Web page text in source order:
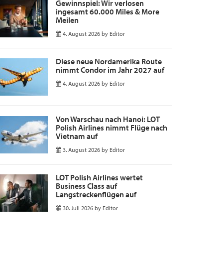
Gewinnspiel: Wir verlosen
ingesamt 60.000 Miles & More
Meilen
4. August 2026 by Editor
Diese neue Nordamerika Route
nimmt Condor im Jahr 2027 auf
4. August 2026 by Editor
Von Warschau nach Hanoi: LOT
Polish Airlines nimmt Flüge nach
Vietnam auf
3. August 2026 by Editor
LOT Polish Airlines wertet
Business Class auf
Langstreckenflügen auf
30. Juli 2026 by Editor